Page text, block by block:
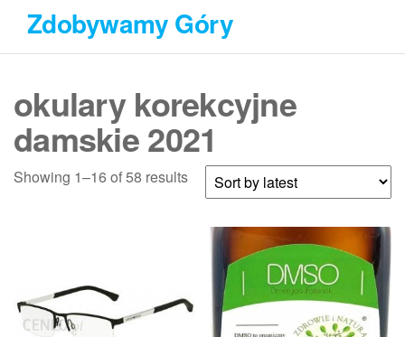
Przejdź
treści
Zdobywamy Góry
okulary korekcyjne
damskie 2021
Showing 1–16 of 58 results